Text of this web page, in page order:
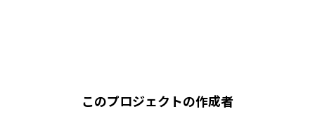
このプロジェクトの作成者